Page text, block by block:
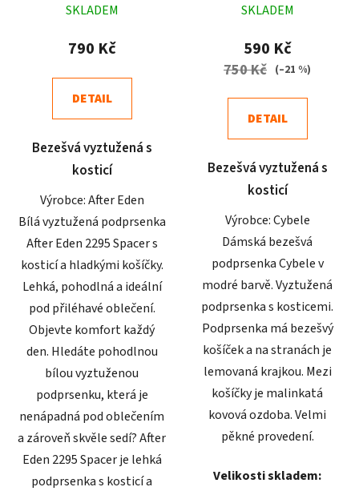
hodnocení
produktu
5,0
z
hvězdiček.
SKLADEM
790 Kč
DETAIL
Bezešvá vyztužená s
kosticí
Výrobce: After Eden
Bílá vyztužená podprsenka
After Eden 2295 Spacer s
kosticí a hladkými košíčky.
Lehká, pohodlná a ideální
pod přiléhavé oblečení.
Objevte komfort každý
den. Hledáte pohodlnou
bílou vyztuženou
podprsenku, která je
nenápadná pod oblečením
a zároveň skvěle sedí? After
Eden 2295 Spacer je lehká
podprsenka s kosticí a
hodnocení
produktu
je
5
SKLADEM
590 Kč
750 Kč (–21 %)
DETAIL
Bezešvá vyztužená s
kosticí
Výrobce: Cybele
Dámská bezešvá
podprsenka Cybele v
modré barvě. Vyztužená
podprsenka s kosticemi.
Podprsenka má bezešvý
košíček a na stranách je
lemovaná krajkou. Mezi
košíčky je malinkatá
kovová ozdoba. Velmi
pěkné provedení.
Velikosti skladem: